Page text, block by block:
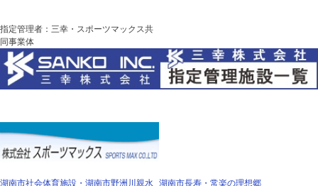
指定管理者：三幸・スポーツマックス共
同事業体